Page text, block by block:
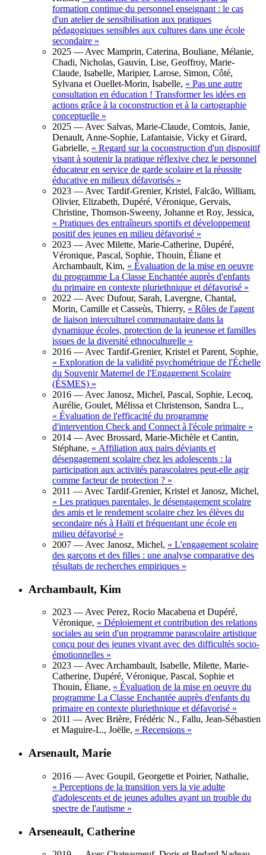
formation continue du personnel enseignant : le cas
d'un atelier de sensibilisation aux pratiques
pédagogiques sensibles aux cultures dans une école
secondaire »
2025 — Avec Mamprin, Caterina, Bouliane, Mélanie,
Chadi, Nicholas, Gauvin, Lise, Geoffroy, Marie-
Claude, Isabelle, Maripier, Larose, Simon, Côté,
Sylvana et Ouellet-Morin, Isabelle, « Pas une autre
consultation en éducation ! Transformer les idées en
actions grâce à la coconstruction et à la cartographie
conceptuelle »
2025 — Avec Salvas, Marie-Claude, Comtois, Janie,
Denault, Anne-Sophie, Lafantaisie, Vicky et Girard,
Gabrielle, « Regard sur la coconstruction d'un dispositif
visant à soutenir la pratique réflexive chez le personnel
éducateur en service de garde scolaire et la réussite
éducative en milieux défavorisés »
2023 — Avec Tardif-Grenier, Kristel, Falcão, William,
Olivier, Elizabeth, Dupéré, Véronique, Gervais,
Christine, Thomson-Sweeny, Johanne et Roy, Jessica,
« Pratiques des entraîneurs sportifs et développement
positif des jeunes en milieu défavorisé »
2023 — Avec Milette, Marie-Catherine, Dupéré,
Véronique, Pascal, Sophie, Thouin, Éliane et
Archambault, Kim, « Évaluation de la mise en oeuvre
du programme La Classe Enchantée auprès d'enfants
du primaire en contexte pluriethnique et défavorisé »
2022 — Avec Dufour, Sarah, Lavergne, Chantal,
Morin, Camille et Casseùs, Thierry, « Rôles de l'agent
de liaison interculturel communautaire dans la
dynamique écoles, protection de la jeunesse et familles
issues de la diversité ethnoculturelle »
2016 — Avec Tardif-Grenier, Kristel et Parent, Sophie,
« Exploration de la validité psychométrique de l'Échelle
du Souvenir Maternel de l'Engagement Scolaire
(ÉSMES) »
2016 — Avec Janosz, Michel, Pascal, Sophie, Lecoq,
Aurélie, Goulet, Mélissa et Christenson, Sandra L.,
« Évaluation de l'efficacité du programme
d'intervention Check and Connect à l'école primaire »
2014 — Avec Brossard, Marie-Michèle et Cantin,
Stéphane, « Affiliation aux pairs déviants et
désengagement scolaire chez les adolescents : la
participation aux activités parascolaires peut-elle agir
comme facteur de protection ? »
2011 — Avec Tardif-Grenier, Kristel et Janosz, Michel,
« Les pratiques parentales, le désengagement scolaire
des amis et le rendement scolaire chez les élèves du
secondaire nés à Haïti et fréquentant une école en
milieu défavorisé »
2007 — Avec Janosz, Michel, « L'engagement scolaire
des garçons et des filles : une analyse comparative des
résultats de recherches empiriques »
Archambault, Kim
2023 — Avec Perez, Rocio Macabena et Dupéré,
Véronique, « Déploiement et contribution des relations
sociales au sein d'un programme parascolaire artistique
conçu pour des jeunes vivant avec des difficultés socio-
émotionnelles »
2023 — Avec Archambault, Isabelle, Milette, Marie-
Catherine, Dupéré, Véronique, Pascal, Sophie et
Thouin, Éliane, « Évaluation de la mise en oeuvre du
programme La Classe Enchantée auprès d'enfants du
primaire en contexte pluriethnique et défavorisé »
2011 — Avec Brière, Frédéric N., Fallu, Jean-Sébastien
et Maguire-L., Joëlle, « Recensions »
Arsenault, Marie
2016 — Avec Goupil, Georgette et Poirier, Nathalie,
« Perceptions de la transition vers la vie adulte
d'adolescents et de jeunes adultes ayant un trouble du
spectre de l'autisme »
Arseneault, Catherine